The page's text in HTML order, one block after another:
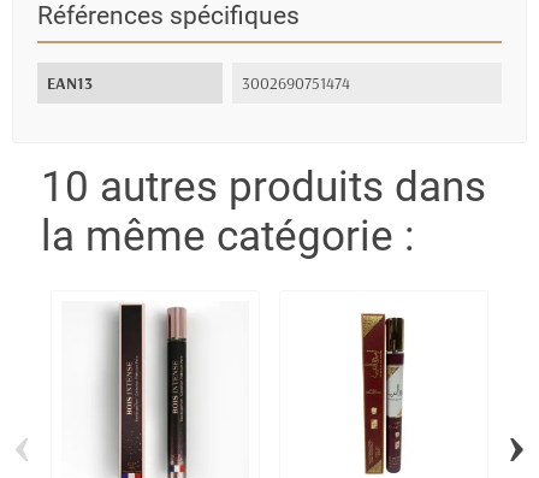
Références spécifiques
EAN13 3002690751474
10 autres produits dans
la même catégorie :
‹ ›